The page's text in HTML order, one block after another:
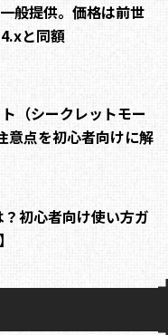
般提供。価格は前世
と同額
（シークレットモー
意点を初心者向けに解
初心者向け使い方ガ